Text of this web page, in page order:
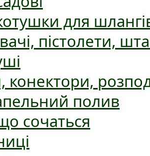
для
пістолети,
полив
сочаться